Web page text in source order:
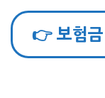
👉 보험금